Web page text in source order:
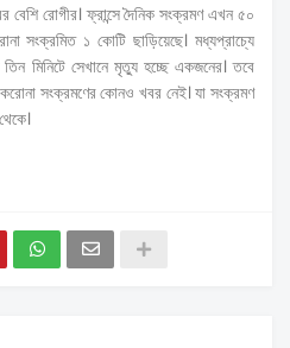
রোগীর। ফ্রান্সে দৈনিক সংক্রমণ এখন ৫০
সংক্রমিত ১ কোটি ছাড়িয়েছে। মধ্যপ্রাচ্যে
মিনিটে সেখানে মৃত্যু হচ্ছে একজনের। তবে
সংক্রমণের কোনও খবর নেই। যা সংক্রমণ